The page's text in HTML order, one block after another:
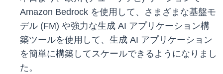
Amazon Bedrock を使用して、さまざまな基盤モ
デル (FM) や強力な生成 AI アプリケーション構
築ツールを使用して、生成 AI アプリケーション
を簡単に構築してスケールできるようになりまし
た。